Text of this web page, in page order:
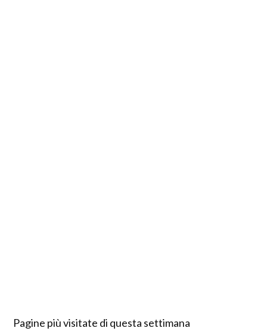
Pagine più visitate di questa settimana